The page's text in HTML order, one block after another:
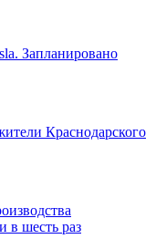
Запланировано
Краснодарского
в шесть раз